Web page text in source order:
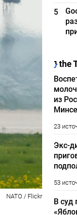
NATO / Flickr
5